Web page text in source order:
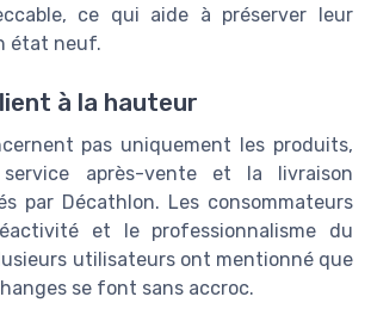
ce qui aide à préserver leur
état neuf.
à la hauteur
pas uniquement les produits,
après-vente et la livraison
par Décathlon. Les consommateurs
et le professionnalisme du
utilisateurs ont mentionné que
se font sans accroc.